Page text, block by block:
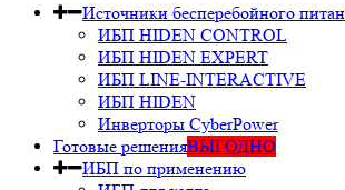
Источники бесперебойного
ИБП HIDEN CONTROL
ИБП HIDEN EXPERT
ИБП LINE-INTERACTIVE
ИБП HIDEN
Инверторы CyberPower
Готовые решенияВЫГОДНО
ИБП по применению